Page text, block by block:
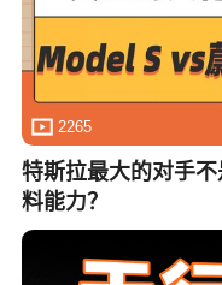
2265
特斯拉最大的对手
料能力？